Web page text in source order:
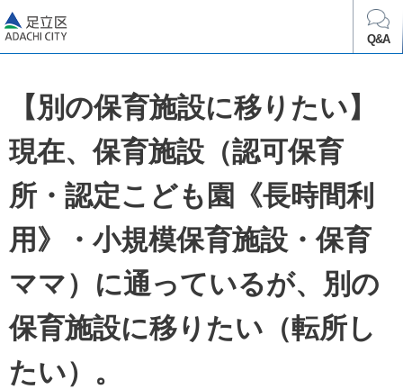
Q&A
【別の保育施設に移りたい】
現在、保育施設（認可保育
所・認定こども園《長時間利
用》・小規模保育施設・保育
ママ）に通っているが、別の
保育施設に移りたい（転所し
たい）。